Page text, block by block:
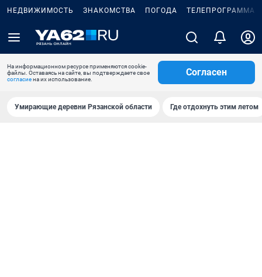
НЕДВИЖИМОСТЬ ЗНАКОМСТВА ПОГОДА ТЕЛЕПРОГРАММА
На информационном ресурсе применяются cookie-
файлы. Оставаясь на сайте, вы подтверждаете свое
согласиена их использование.
Согласен
Умирающие деревни Рязанской области Где отдохнуть этим летом